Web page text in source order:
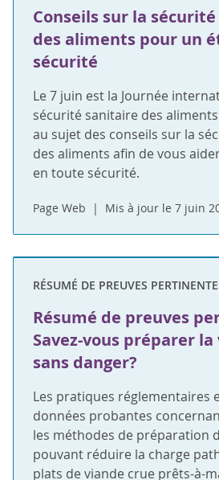
Conseils sur la
des aliments pour un
sécurité
Le 7 juin est la Journée
sécurité sanitaire des
au sujet des conseils sur la
des aliments afin de vous
en toute sécurité.
Page Web Mis à jour le 7 juin
RÉSUMÉ DE PREUVES
Résumé de preuves
Savez-vous préparer
sans danger?
Les pratiques réglementaires
données probantes
les méthodes de préparation
pouvant réduire la charge
plats de viande crue prêts-à-